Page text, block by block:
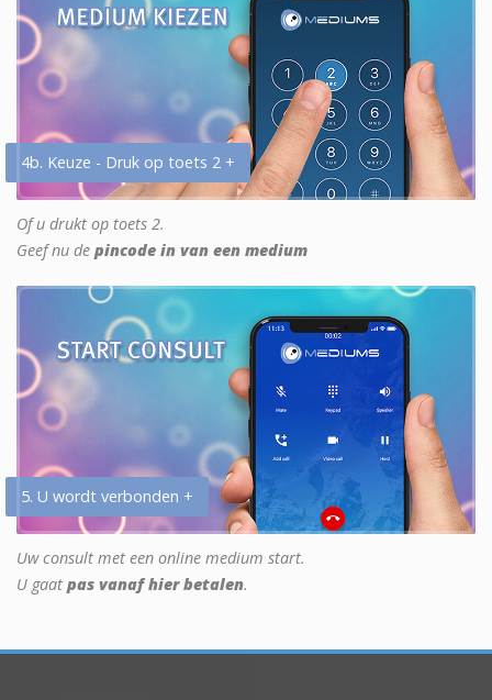
4b. Keuze - Druk op toets 2 +
Of u drukt op toets 2.
Geef nu de pincode in van een medium
5. U wordt verbonden +
Uw consult met een online medium start.
U gaat pas vanaf hier betalen.